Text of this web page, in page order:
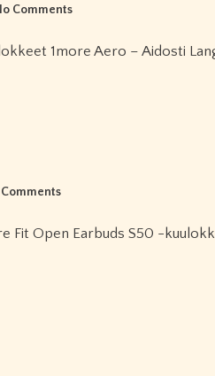
Comments
1more Aero – Aidosti
Comments